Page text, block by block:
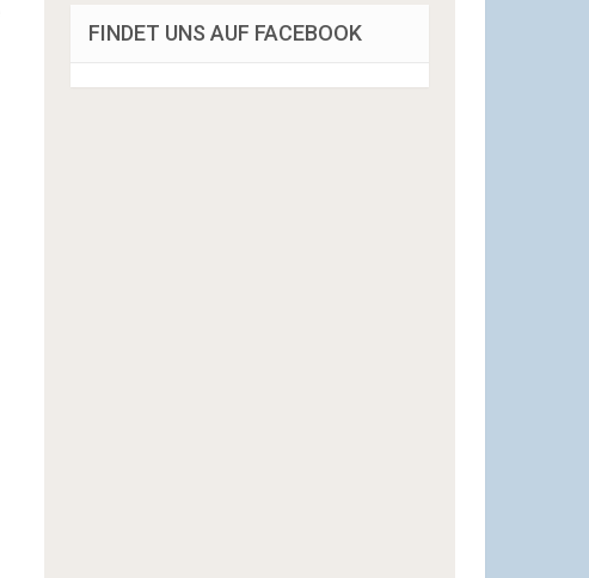
FINDET UNS AUF FACEBOOK